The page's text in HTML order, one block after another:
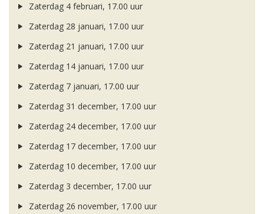
Zaterdag 4 februari, 17.00 uur
Zaterdag 28 januari, 17.00 uur
Zaterdag 21 januari, 17.00 uur
Zaterdag 14 januari, 17.00 uur
Zaterdag 7 januari, 17.00 uur
Zaterdag 31 december, 17.00 uur
Zaterdag 24 december, 17.00 uur
Zaterdag 17 december, 17.00 uur
Zaterdag 10 december, 17.00 uur
Zaterdag 3 december, 17.00 uur
Zaterdag 26 november, 17.00 uur